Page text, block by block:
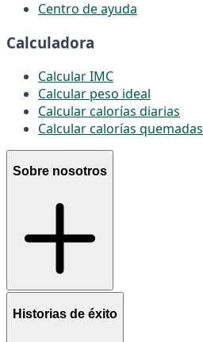
Centro de ayuda
Calculadora
Calcular IMC
Calcular peso ideal
Calcular calorías diarias
Calcular calorías quemadas
Sobre nosotros
Historias de éxito